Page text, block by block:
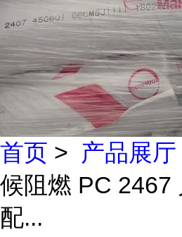
首页 > 产品展厅
候阻燃 PC 2467
配...